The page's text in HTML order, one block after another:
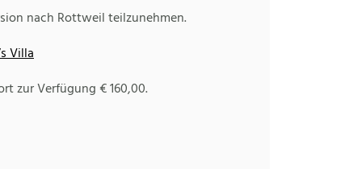
nach Rottweil teilzunehmen.
Villa
zur Verfügung € 160,00.